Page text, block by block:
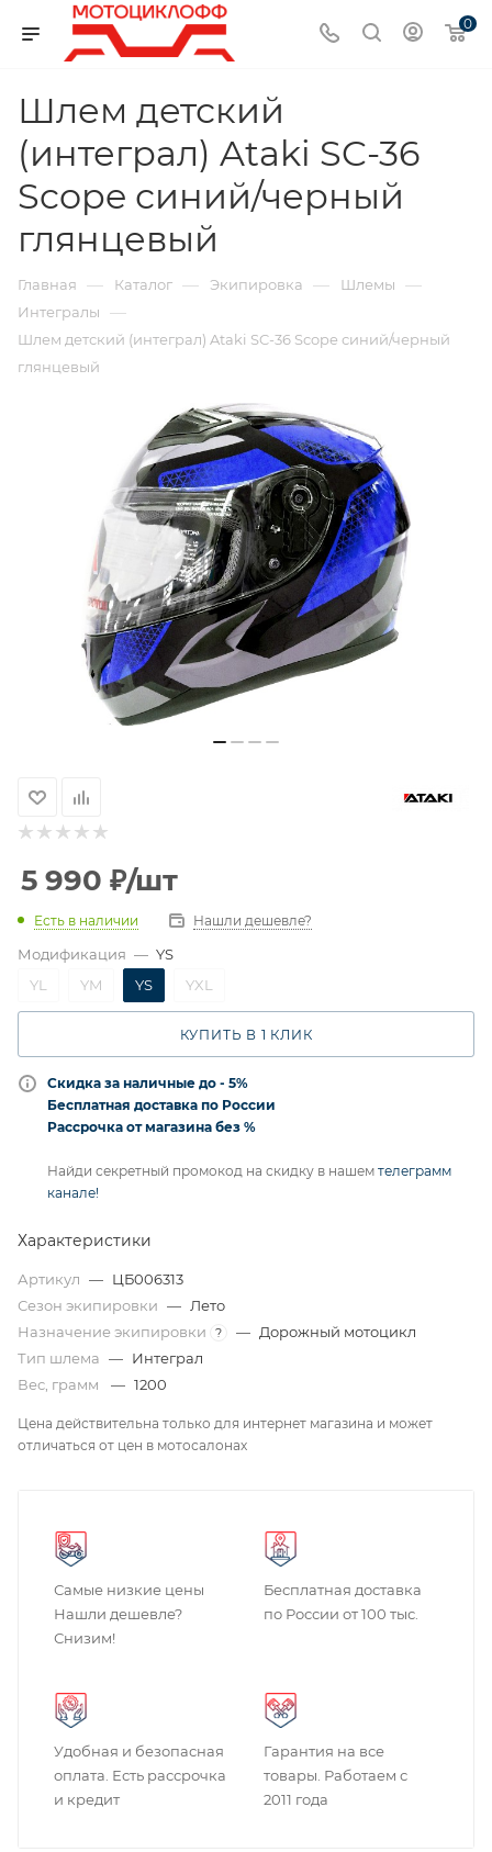
0
Шлем детский
(интеграл) Ataki SC-36
Scope синий/черный
глянцевый
Главная — Каталог — Экипировка — Шлемы —
Интегралы —
Шлем детский (интеграл) Ataki SC-36 Scope синий/черный
глянцевый
5 990 ₽/шт
Есть в наличии Нашли дешевле?
Модификация — YS
YL
YM YS YXL
КУПИТЬ В 1 КЛИК
Скидка за наличные до - 5%
Бесплатная доставка по России
Рассрочка от магазина без %
Найди секретный промокод на скидку в нашем телеграмм
канале!
Характеристики
Артикул — ЦБ006313
Сезон экипировки — Лето
Назначение экипировки
? — Дорожный мотоцикл
Тип шлема — Интеграл
Вес, грамм
— 1200
Цена действительна только для интернет магазина и может
отличаться от цен в мотосалонах
Самые низкие цены
Нашли дешевле?
Снизим!
Бесплатная доставка
по России от 100 тыс.
Удобная и безопасная
оплата. Есть рассрочка
и кредит
Гарантия на все
товары. Работаем с
2011 года